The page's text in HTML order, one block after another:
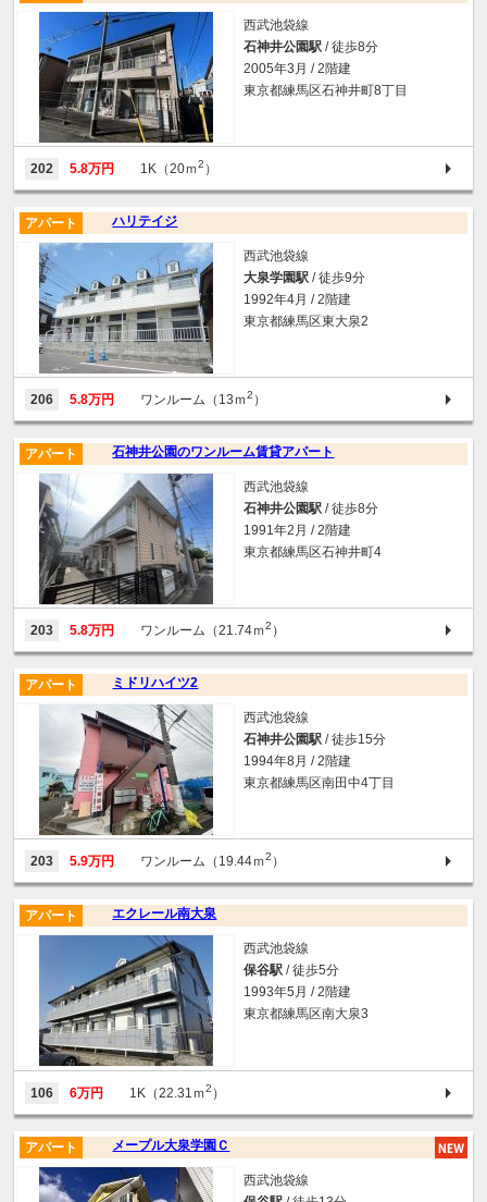
西武池袋線
石神井公園駅 / 徒歩8分
2005年3月 / 2階建
東京都練馬区石神井町8丁目
202 5.8万円 1K（20ｍ2 ）
ハリテイジ
アパート
西武池袋線
大泉学園駅 / 徒歩9分
1992年4月 / 2階建
東京都練馬区東大泉2
206 5.8万円 ワンルーム（13ｍ2 ）
石神井公園のワンルーム賃貸アパート
アパート
西武池袋線
石神井公園駅 / 徒歩8分
1991年2月 / 2階建
東京都練馬区石神井町4
203 5.8万円 ワンルーム（21.74ｍ2 ）
ミドリハイツ2
アパート
西武池袋線
石神井公園駅 / 徒歩15分
1994年8月 / 2階建
東京都練馬区南田中4丁目
203 5.9万円 ワンルーム（19.44ｍ2 ）
エクレール南大泉
アパート
西武池袋線
保谷駅 / 徒歩5分
1993年5月 / 2階建
東京都練馬区南大泉3
106 6万円 1K（22.31ｍ2 ）
メープル大泉学園Ｃ
アパート
西武池袋線